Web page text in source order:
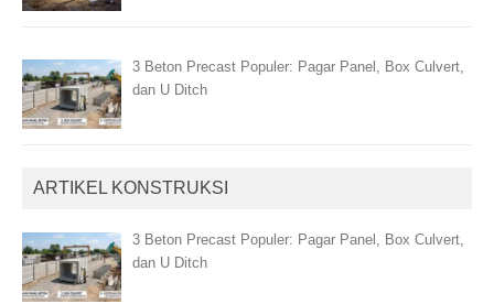
3 Beton Precast Populer: Pagar Panel, Box Culvert,
dan U Ditch
ARTIKEL KONSTRUKSI
3 Beton Precast Populer: Pagar Panel, Box Culvert,
dan U Ditch